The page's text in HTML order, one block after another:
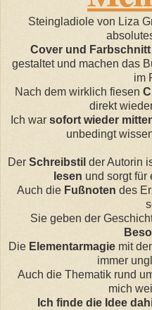
Steingladiole von Liza
Cover und Farbschnitt
gestaltet und machen das
im
Nach dem wirklich fiesen
direkt
Ich war sofort wieder
unbedingt
Der Schreibstil der Autorin
lesen und sorgt für
Auch die Fußnoten des
Sie geben der
Die Elementarmagie mit
immer
Auch die Thematik rund
mich
Ich finde die Idee